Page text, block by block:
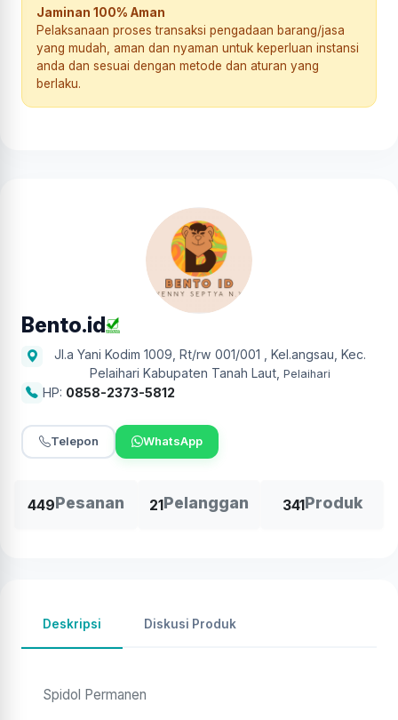
Jaminan 100% Aman
Pelaksanaan proses transaksi pengadaan barang/jasa
yang mudah, aman dan nyaman untuk keperluan instansi
anda dan sesuai dengan metode dan aturan yang
berlaku.
Bento.id
Jl.a Yani Kodim 1009, Rt/rw 001/001 , Kel.angsau, Kec.
Pelaihari Kabupaten Tanah Laut, Pelaihari
HP: 0858-2373-5812
Telepon WhatsApp
449Pesanan 21Pelanggan 341Produk
Deskripsi Diskusi Produk
Spidol Permanen